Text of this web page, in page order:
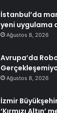
İstanbul’da
yeni uygulama
Ağustos 8, 2026
Avrupa’da
Ağustos 8, 2026
İzmir
‘Kırmızı Altın’